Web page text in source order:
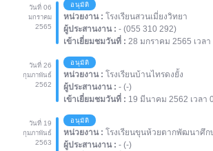
วันที่ 06
มกราคม
2565
อนุมัติ
หน่วยงาน : โรงเรียนสวนเมี่ยงวิทยา
ผู้ประสานงาน : - (055 310 292)
เข้าเยี่ยมชมวันที่ : 28 มกราคม 2565 เวลา
วันที่ 26
กุมภาพันธ์
2562
อนุมัติ
หน่วยงาน : โรงเรียนบ้านไทรดงยั้ง
ผู้ประสานงาน : - (-)
เข้าเยี่ยมชมวันที่ : 19 มีนาคม 2562 เวลา
วันที่ 19
กุมภาพันธ์
2563
อนุมัติ
หน่วยงาน : โรงเรียนขุนห้วยตากพัฒนาศึก
ผู้ประสานงาน : - (-)